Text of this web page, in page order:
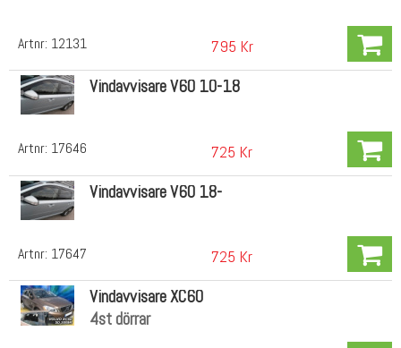
Artnr: 12131 795 Kr
Artnr: 17646
Vindavvisare V60 10-18
725 Kr
Artnr: 17647
Vindavvisare V60 18-
725 Kr
Vindavvisare XC60
4st dörrar